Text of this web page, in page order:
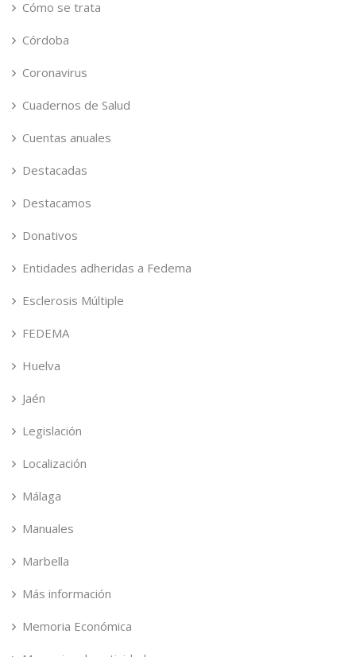
Cómo se trata
Córdoba
Coronavirus
Cuadernos de Salud
Cuentas anuales
Destacadas
Destacamos
Donativos
Entidades adheridas a Fedema
Esclerosis Múltiple
FEDEMA
Huelva
Jaén
Legislación
Localización
Málaga
Manuales
Marbella
Más información
Memoria Económica